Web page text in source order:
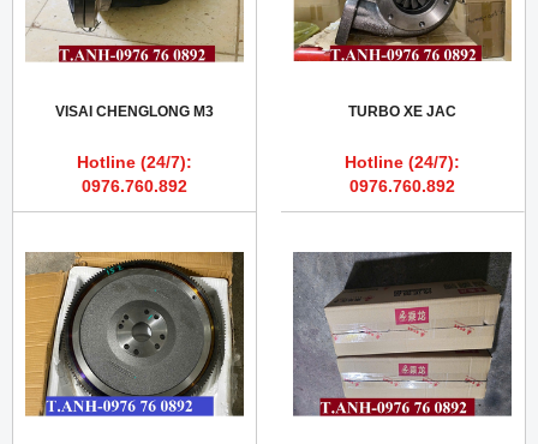
VISAI CHENGLONG M3
Hotline (24/7):
0976.760.892
TURBO XE JAC
Hotline (24/7):
0976.760.892